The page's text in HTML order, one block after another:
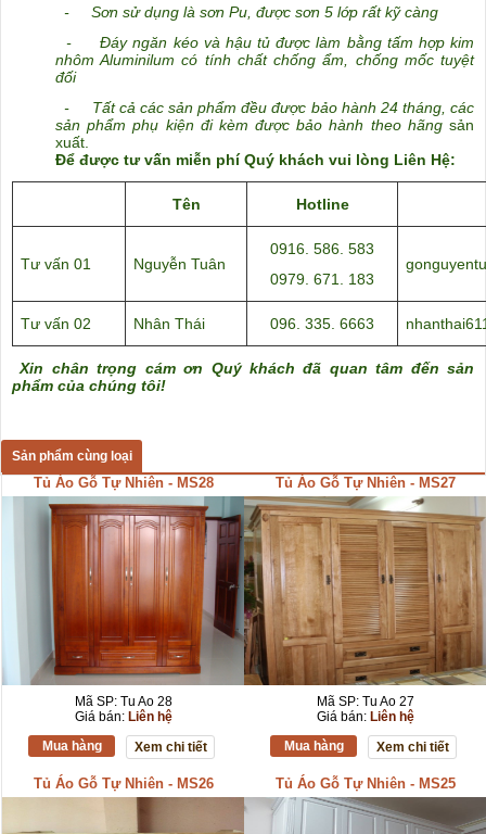
- Sơn sử dụng là sơn Pu, được sơn 5 lớp rất kỹ càng
- Đáy ngăn kéo và hậu tủ được làm bằng tấm hợp kim
nhôm Aluminilum có tính chất chống ẩm, chống mốc tuyệt
đối
- Tất cả các sản phẩm đều được bảo hành 24 tháng, các
sản phẩm phụ kiện đi kèm được bảo hành theo hãngsản
xuất.
Để được tư vấn miễn phí Quý khách vui lòng Liên Hệ:
Tên Hotline
Tư vấn 01 Nguyễn Tuân
0916. 586. 583
0979. 671. 183
Tư vấn 02 Nhân Thái 096. 335. 6663
Xin chân trọng cám ơn Quý khách đã quan tâm đến sản
phẩm của chúng tôi!
Sản phẩm cùng loại
Tủ Áo Gỗ Tự Nhiên - MS28
Mã SP: Tu Ao 28
Giá bán: Liên hệ
Mua hàng
Xem chi tiết
Tủ Áo Gỗ Tự Nhiên - MS27
Mã SP: Tu Ao 27
Giá bán: Liên hệ
Mua hàng
Xem chi tiết
Tủ Áo Gỗ Tự Nhiên - MS26 Tủ Áo Gỗ Tự Nhiên - MS25